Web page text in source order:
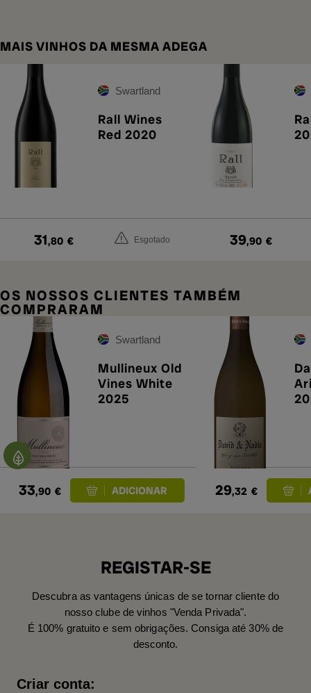
MAIS VINHOS DA MESMA ADEGA
Swartland
Rall Wines
Red 2020
31,80 € Esgotado 39,90 €
OS NOSSOS CLIENTES TAMBÉM
COMPRARAM
Swartland
Mullineux Old
Vines White
2025
33,90 € 29,32 €
REGISTAR-SE
Descubra as vantagens únicas de se tornar cliente do
nosso clube de vinhos "Venda Privada".
É 100% gratuito e sem obrigações. Consiga até 30% de
desconto.
Criar conta: